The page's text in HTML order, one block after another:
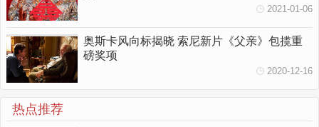
2021-01-06
奥斯卡风向标揭晓 索尼新片《父亲》包揽重
磅奖项
2020-12-16
热点推荐